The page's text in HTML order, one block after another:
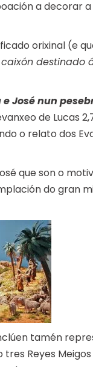
a decorar
orixinal (e
destinado
José nun
de Lucas
o relato dos
que son o
do gran
tamén
Reyes